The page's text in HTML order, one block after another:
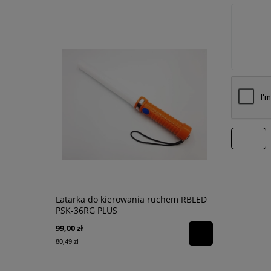
Latarka do kierowania ruchem RBLED
PSK-36RG PLUS
99,00 zł
80,49 zł